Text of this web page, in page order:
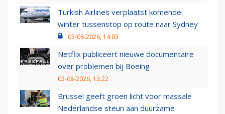
Turkish Airlines verplaatst komende
winter tussenstop op route naar Sydney
03-08-2026, 14:03
Netflix publiceert nieuwe documentaire
over problemen bij Boeing
03-08-2026, 13:22
Brussel geeft groen licht voor massale
Nederlandse steun aan duurzame